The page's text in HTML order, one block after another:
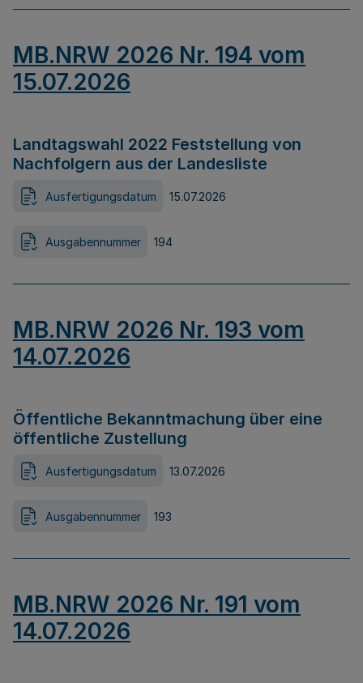
MB.NRW 2026 Nr. 194 vom
15.07.2026
Landtagswahl 2022 Feststellung von
Nachfolgern aus der Landesliste
Ausfertigungsdatum 15.07.2026
Ausgabennummer 194
MB.NRW 2026 Nr. 193 vom
14.07.2026
Öffentliche Bekanntmachung über eine
öffentliche Zustellung
Ausfertigungsdatum 13.07.2026
Ausgabennummer 193
MB.NRW 2026 Nr. 191 vom
14.07.2026